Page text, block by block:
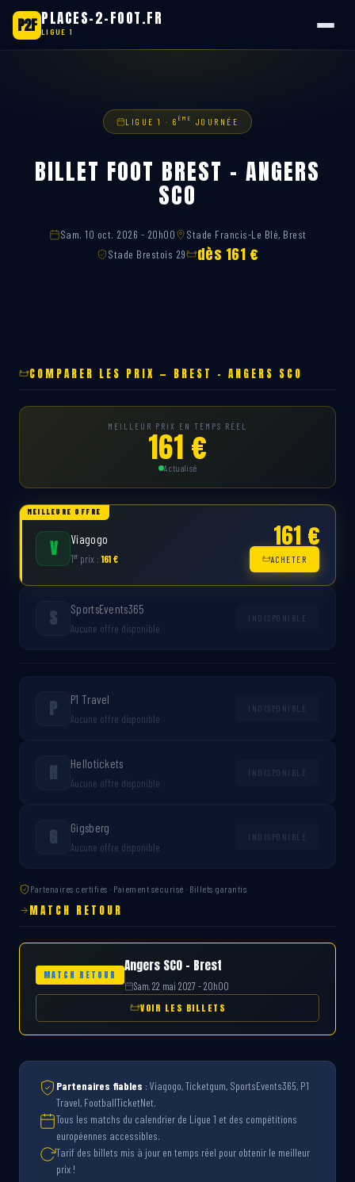
P2F PLACES-2-FOOT.FR
LIGUE 1
LIGUE 1 · 6 ÈME JOURNÉE
BILLET FOOT BREST – ANGERS
SCO
Sam. 10 oct. 2026 - 20h00
Stade Francis-Le Blé, Brest
Stade Brestois 29
dès 161 €
COMPARER LES PRIX — BREST – ANGERS SCO
MEILLEUR PRIX EN TEMPS RÉEL
161 €
Actualisé
MEILLEURE OFFRE
V Viagogo
1er prix :161 €
161 €
ACHETER
S SportsEvents365
Aucune offre disponible
INDISPONIBLE
P P1 Travel
Aucune offre disponible
INDISPONIBLE
H Hellotickets
Aucune offre disponible
INDISPONIBLE
G Gigsberg
Aucune offre disponible
INDISPONIBLE
Partenaires certifiés · Paiement sécurisé · Billets garantis
MATCH RETOUR
MATCH RETOUR
Angers SCO – Brest
Sam. 22 mai 2027 - 20h00
VOIR LES BILLETS
Partenaires fiables : Viagogo, Ticketgum, SportsEvents365, P1
Travel, FootballTicketNet.
Tous les matchs du calendrier de Ligue 1 et des compétitions
européennes accessibles.
Tarif des billets mis à jour en temps réel pour obtenir le meilleur
prix !